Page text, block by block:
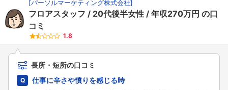
こちらの企業もフォローしませんか？
[パーソルマーケティング株式会社]
フロアスタッフ 20代後半女性 年収270万円 の口
コミ
1.8
長所・短所の口コミ
仕事に辛さや憤りを感じる時